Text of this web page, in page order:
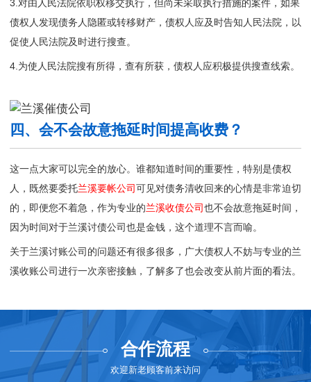
3.对由人民法院依职权移交执行，但尚未采取执行措施的案件，如果
债权人发现债务人隐匿或转移财产，债权人应及时告知人民法院，以
促使人民法院及时进行搜查。
4.为使人民法院搜有所得，查有所获，债权人应积极提供搜查线索。
四、会不会故意拖延时间提高收费？
这一点大家可以完全的放心。谁都知道时间的重要性，特别是债权
人，既然要委托兰溪要帐公司可见对债务清收回来的心情是非常迫切
的，即便您不着急，作为专业的兰溪收债公司也不会故意拖延时间，
因为时间对于兰溪讨债公司也是金钱，这个道理不言而喻。
关于兰溪讨账公司的问题还有很多很多，广大债权人不妨与专业的兰
溪收账公司进行一次亲密接触，了解多了也会改变从前片面的看法。
合作流程
欢迎新老顾客前来访问